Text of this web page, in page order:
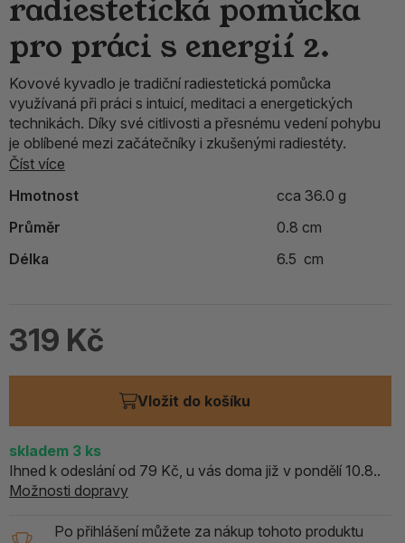
radiestetická pomůcka
pro práci s energií 2.
Kovové kyvadlo je tradiční radiestetická pomůcka
využívaná při práci s intuicí, meditaci a energetických
technikách. Díky své citlivosti a přesnému vedení pohybu
je oblíbené mezi začátečníky i zkušenými radiestéty.
Číst více
Hmotnost
cca 36.0 g
Průměr
0.8 cm
Délka
6.5 cm
319 Kč
Vložit do košíku
skladem 3 ks
Ihned k odeslání od 79 Kč, u vás doma již v pondělí 10.8..
Možnosti dopravy
Po přihlášení můžete za nákup tohoto produktu